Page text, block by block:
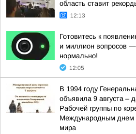
область ставит
12:13
Готовитесь к
и миллион вопросов
нормально!
12:05
В 1994 году
объявила 9 августа –
Рабочей группы по
Международным днем
мира